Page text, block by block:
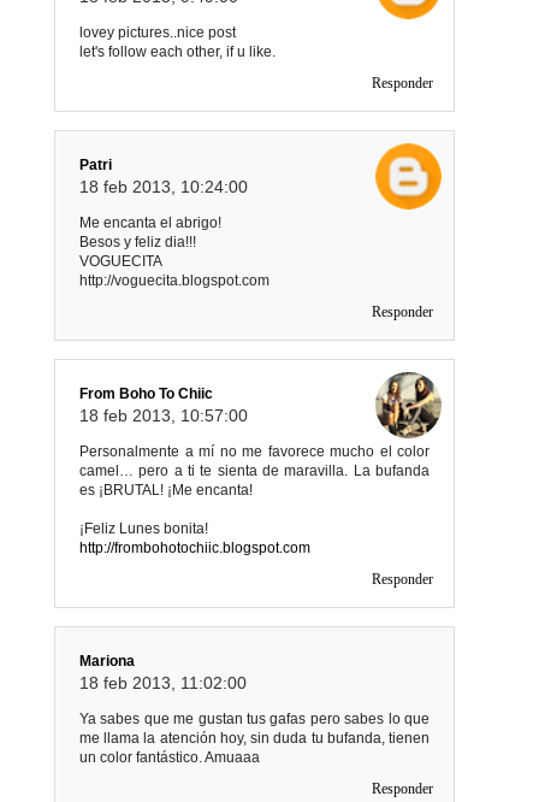
lovey pictures..nice post
let's follow each other, if u like.
Responder
Patri
18 feb 2013, 10:24:00
Me encanta el abrigo!
Besos y feliz dia!!!
VOGUECITA
http://voguecita.blogspot.com
Responder
From Boho To Chiic
18 feb 2013, 10:57:00
Personalmente a mí no me favorece mucho el color
camel… pero a ti te sienta de maravilla. La bufanda
es ¡BRUTAL! ¡Me encanta!
¡Feliz Lunes bonita!
http://frombohotochiic.blogspot.com
Responder
Mariona
18 feb 2013, 11:02:00
Ya sabes que me gustan tus gafas pero sabes lo que
me llama la atención hoy, sin duda tu bufanda, tienen
un color fantástico. Amuaaa
Responder